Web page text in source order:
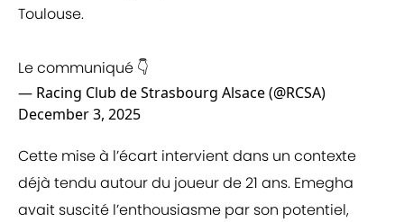
Toulouse.
Le communiqué 👇
— Racing Club de Strasbourg Alsace (@RCSA)
December 3, 2025
Cette mise à l’écart intervient dans un contexte
déjà tendu autour du joueur de 21 ans. Emegha
avait suscité l’enthousiasme par son potentiel,